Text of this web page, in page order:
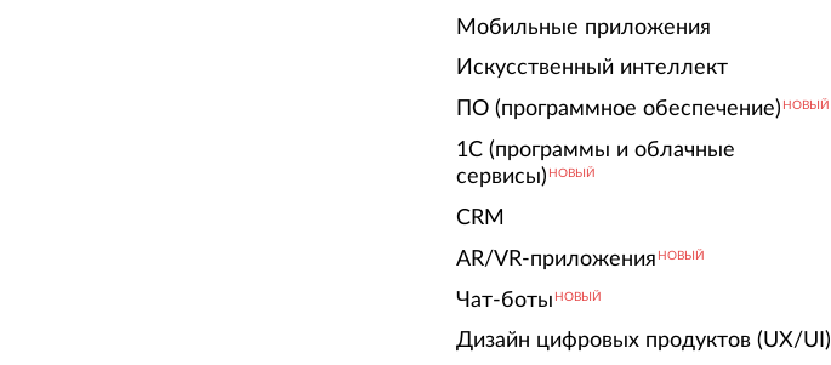
Мобильные приложения
Искусственный интеллект
ПО (программное обеспечение) НОВЫЙ
1С (программы и облачные
сервисы) НОВЫЙ
CRM
AR/VR-приложения НОВЫЙ
Чат-боты НОВЫЙ
Дизайн цифровых продуктов (UX/UI)